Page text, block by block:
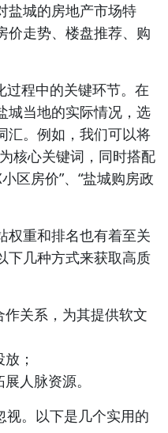
盐城的房地产市场特
价走势、楼盘推荐、购
过程中的关键环节。在
城当地的实际情况，选
汇。例如，我们可以将
核心关键词，同时搭配
区房价”、“盐城购房政
权重和排名也有着至关
下几种方式来获取高质
关系，为其提供软文
；
人脉资源。
视。以下是几个实用的